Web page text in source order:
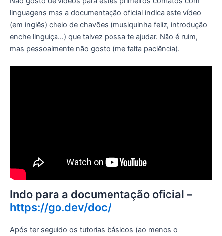
linguagens mas a documentação oficial indica este vídeo
(em inglês) cheio de chavões (musiquinha feliz, introdução
enche linguiça…) que talvez possa te ajudar. Não é ruim,
mas pessoalmente não gosto (me falta paciência).
Indo para a documentação oficial –
https://go.dev/doc/
Após ter seguido os tutorias básicos (ao menos o